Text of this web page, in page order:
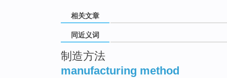
相关文章
同近义词
制造方法
manufacturing method